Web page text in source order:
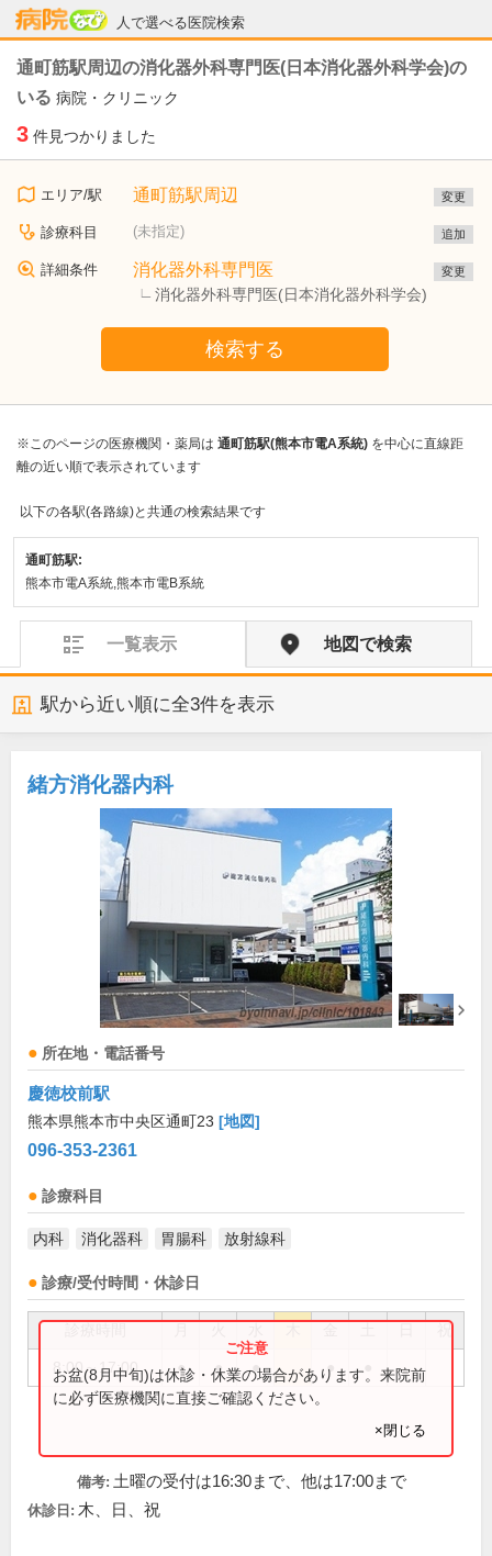
人で選べる医院検索
病院なび
通町筋駅周辺の消化器外科専門医(日本消化器外科学会)の
いる 病院・クリニック
3 件見つかりました
エリア/駅 通町筋駅周辺 変更
診療科目 (未指定) 追加
詳細条件 消化器外科専門医
消化器外科専門医(日本消化器外科学会)
変更
検索する
※このページの医療機関・薬局は 通町筋駅(熊本市電A系統) を中心に直線距
離の近い順で表示されています
以下の各駅(各路線)と共通の検索結果です
通町筋駅:
熊本市電A系統,熊本市電B系統
一覧表示 地図で検索
駅から近い順に全3件を表示
緒方消化器内科
所在地・電話番号
慶徳校前駅
熊本県熊本市中央区通町23 [地図]
096-353-2361
診療科目
内科 消化器科 胃腸科 放射線科
診療/受付時間・休診日
祝
8:00～17:00 ● ● ● ●
お盆(8月中旬)は休診・休業の場合があります。来院前
に必ず医療機関に直接ご確認ください。
×閉じる
備考: 土曜の受付は16:30まで、他は17:00まで
休診日: 木、日、祝